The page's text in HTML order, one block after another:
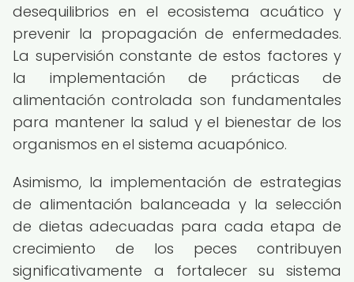
desequilibrios en el ecosistema acuático y
prevenir la propagación de enfermedades.
La supervisión constante de estos factores y
la implementación de prácticas de
alimentación controlada son fundamentales
para mantener la salud y el bienestar de los
organismos en el sistema acuapónico.
Asimismo, la implementación de estrategias
de alimentación balanceada y la selección
de dietas adecuadas para cada etapa de
crecimiento de los peces contribuyen
significativamente a fortalecer su sistema